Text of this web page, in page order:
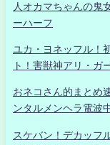
人オカマちゃんの鬼
ーハーフ
ユカ・ヨネッフル！
ト！害獣神アリ・ガ
おネコさん的まとめ
ンタルメンヘラ電波
スケバン！デカッフ